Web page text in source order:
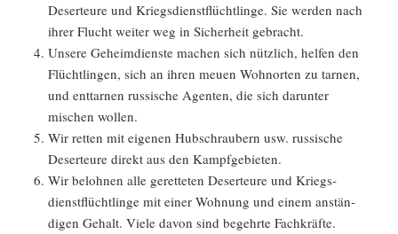
Deser­teure und Kriegs­dienst­flücht­linge. Sie werden nach
ihrer Flucht weiter weg in Sicher­heit gebracht.
Unsere Geheim­dienste machen sich nützlich, helfen den
Flücht­lingen, sich an ihren meuen Wohnorten zu tarnen,
und enttarnen russi­sche Agenten, die sich darunter
mischen wollen.
Wir retten mit eigenen Hubschrau­bern usw. russi­sche
Deser­teure direkt aus den Kampf­ge­bieten.
Wir belohnen alle geret­teten Deser­teure und Kriegs­
dienst­flücht­linge mit einer Wohnung und einem anstän­
digen Gehalt. Viele davon sind begehrte Fachkräfte.